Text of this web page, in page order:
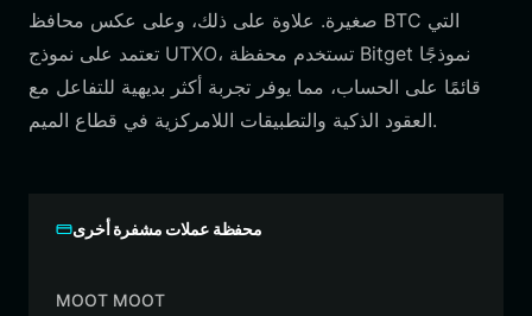
صغيرة. علاوة على ذلك، وعلى عكس محافظ BTC التي
تعتمد على نموذج UTXO، تستخدم محفظة Bitget نموذجًا
قائمًا على الحساب، مما يوفر تجربة أكثر بديهية للتفاعل مع
العقود الذكية والتطبيقات اللامركزية في قطاع الميم.
محفظة عملات مشفرة أخرى
MOOT MOOT